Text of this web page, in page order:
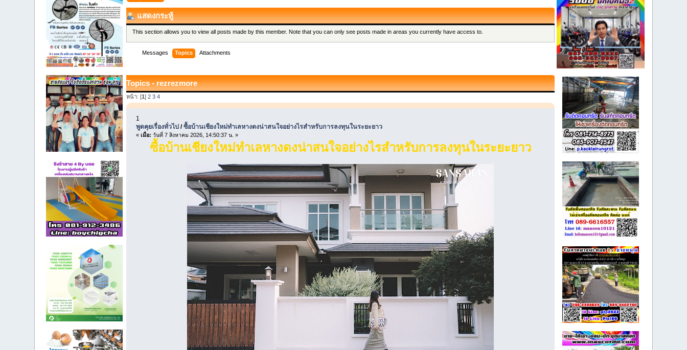
แสดงกระทู้
This section allows you to view all posts made by this member. Note that you can only see posts made in areas you currently have access to.
Messages Topics Attachments
Topics - rezrezmore
หน้า: [1]2 3 4
1
พูดคุยเรื่องทั่วไป /ซื้อบ้านเชียงใหม่ทำเลหางดงน่าสนใจอย่างไรสำหรับการลงทุนในระยะยาว
« เมื่อ: วันที่ 7 สิงหาคม 2026, 14:50:37 น. »
ซื้อบ้านเชียงใหม่ทำเลหางดงน่าสนใจอย่างไรสำหรับการลงทุนในระยะยาว